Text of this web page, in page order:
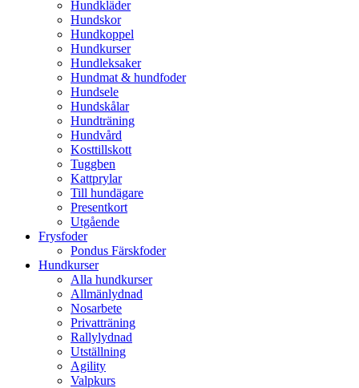
Hundkläder
Hundskor
Hundkoppel
Hundkurser
Hundleksaker
Hundmat & hundfoder
Hundsele
Hundskålar
Hundträning
Hundvård
Kosttillskott
Tuggben
Kattprylar
Till hundägare
Presentkort
Utgående
Frysfoder
Pondus Färskfoder
Hundkurser
Alla hundkurser
Allmänlydnad
Nosarbete
Privatträning
Rallylydnad
Utställning
Agility
Valpkurs